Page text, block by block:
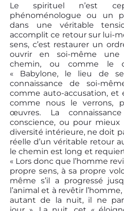
Le spirituel n’est
phénoménologue ou un
dans une véritable
accomplit ce retour sur lui-
sens, c’est restaurer un
ouvrir en soi-même
chemin, ou comme le
« Babylone, le lieu de
connaissance de soi-
comme auto-accusation, et
comme nous le verrons,
œuvres. La
conscience, ou pour
diversité intérieure, ne doit
réelle d’un véritable retour
le chemin est long et
« Lors donc que l’homme
propre sens, à sa propre
même s’il a progressé
l’animal et à revêtir
autant de la nuit, il ne